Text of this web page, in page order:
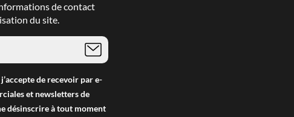
de contact
du site.
de recevoir par e-
et newsletters de
désinscrire à tout moment